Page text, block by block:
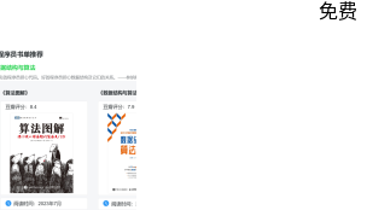
免费